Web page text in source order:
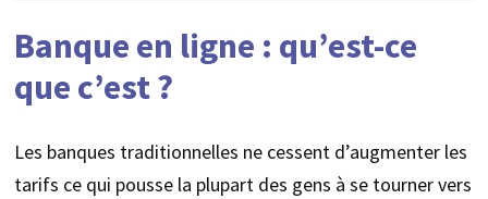
Banque en ligne : qu’est-ce
que c’est ?
Les banques traditionnelles ne cessent d’augmenter les
tarifs ce qui pousse la plupart des gens à se tourner vers